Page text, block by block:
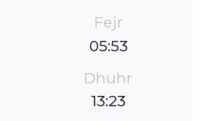
Fejr
05:53
Dhuhr
13:23